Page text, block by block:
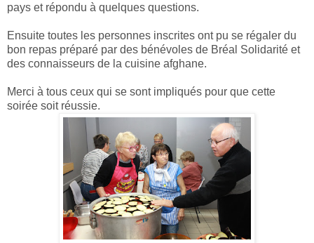
pays et répondu à quelques questions.
Ensuite toutes les personnes inscrites ont pu se régaler du
bon repas préparé par des bénévoles de Bréal Solidarité et
des connaisseurs de la cuisine afghane.
Merci à tous ceux qui se sont impliqués pour que cette
soirée soit réussie.